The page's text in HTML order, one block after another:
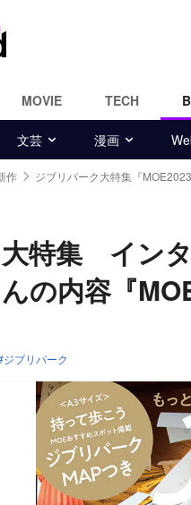
MOVIE TECH
文芸 漫画
作 ジブリパーク大特集『
特集 イン
の内容『
ジブリパーク